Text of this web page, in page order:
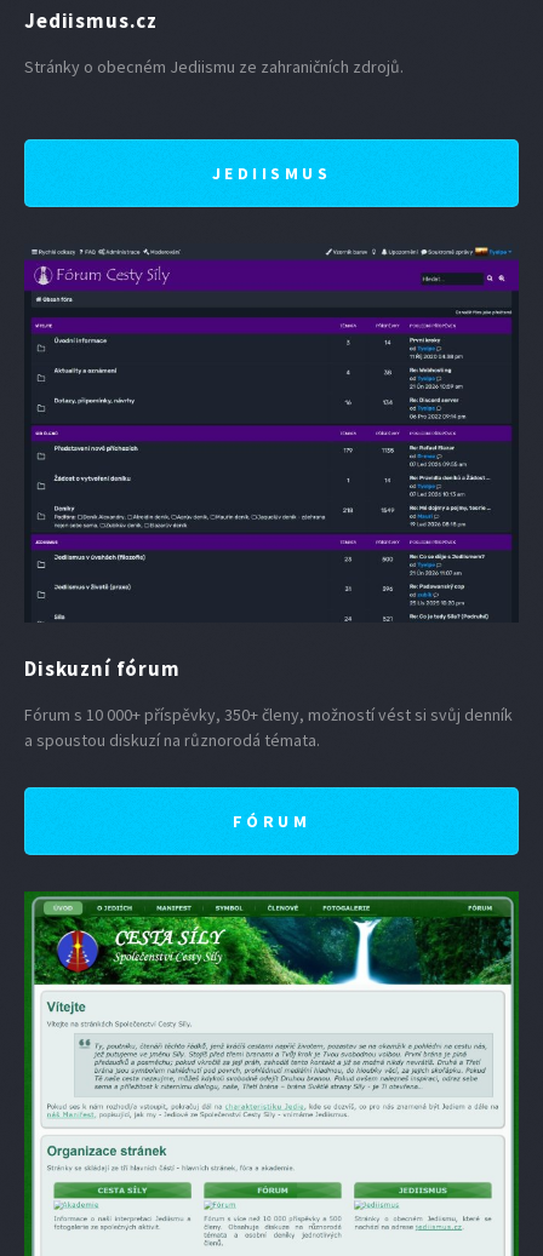
Jediismus.cz
Stránky o obecném Jediismu ze zahraničních zdrojů.
JEDIISMUS
Diskuzní fórum
Fórum s 10 000+ příspěvky, 350+ členy, možností vést si svůj denník
a spoustou diskuzí na různorodá témata.
FÓRUM